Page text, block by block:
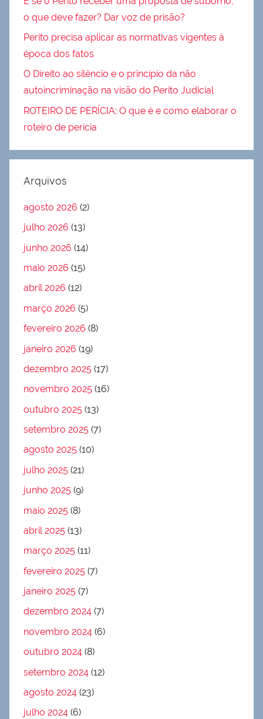
o que deve fazer? Dar voz de prisão?
Perito precisa aplicar as normativas vigentes à
época dos fatos
O Direito ao silêncio e o princípio da não
autoincriminação na visão do Perito Judicial
ROTEIRO DE PERÍCIA: O que é e como elaborar o
roteiro de perícia
Arquivos
agosto 2026 (2)
julho 2026 (13)
junho 2026 (14)
maio 2026 (15)
abril 2026 (12)
março 2026 (5)
fevereiro 2026 (8)
janeiro 2026 (19)
dezembro 2025 (17)
novembro 2025 (16)
outubro 2025 (13)
setembro 2025 (7)
agosto 2025 (10)
julho 2025 (21)
junho 2025 (9)
maio 2025 (8)
abril 2025 (13)
março 2025 (11)
fevereiro 2025 (7)
janeiro 2025 (7)
dezembro 2024 (7)
novembro 2024 (6)
outubro 2024 (8)
setembro 2024 (12)
agosto 2024 (23)
julho 2024 (6)